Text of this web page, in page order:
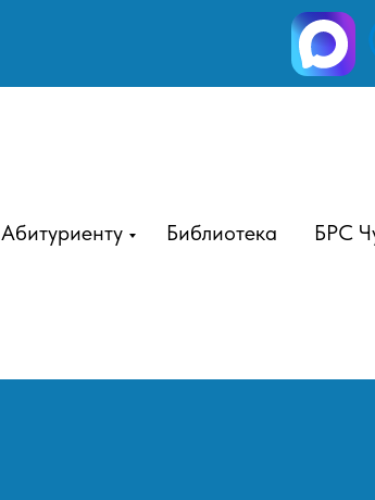
Абитуриенту Библиотека БРС